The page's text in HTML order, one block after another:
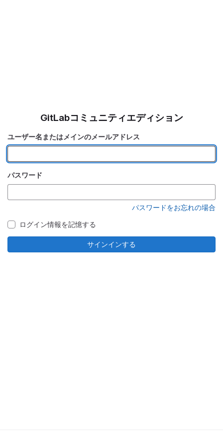
GitLabコミュニティエディション
ユーザー名またはメインのメールアドレス
パスワード
パスワードをお忘れの場合
ログイン情報を記憶する
サインインする